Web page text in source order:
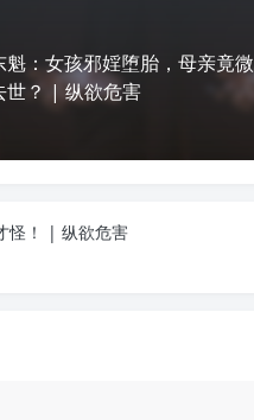
魁：女孩邪婬堕胎，母亲竟微
世？ | 纵欲危害
怪！ | 纵欲危害